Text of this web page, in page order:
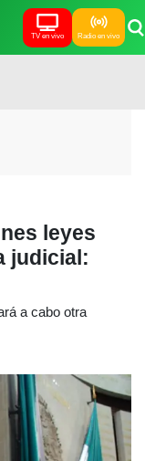
TV en vivo Radio en vivo
leyes
judicial:
a cabo otra